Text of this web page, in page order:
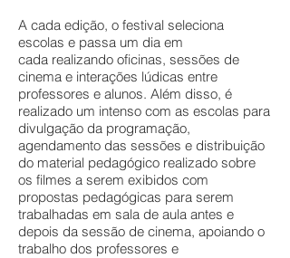
A cada edição, o festival seleciona
escolas e passa um dia em
cada realizando oficinas, sessões de
cinema e interações lúdicas entre
professores e alunos. Além disso, é
realizado um intenso com as escolas para
divulgação da programação,
agendamento das sessões e distribuição
do material pedagógico realizado sobre
os filmes a serem exibidos com
propostas pedagógicas para serem
trabalhadas em sala de aula antes e
depois da sessão de cinema, apoiando o
trabalho dos professores e